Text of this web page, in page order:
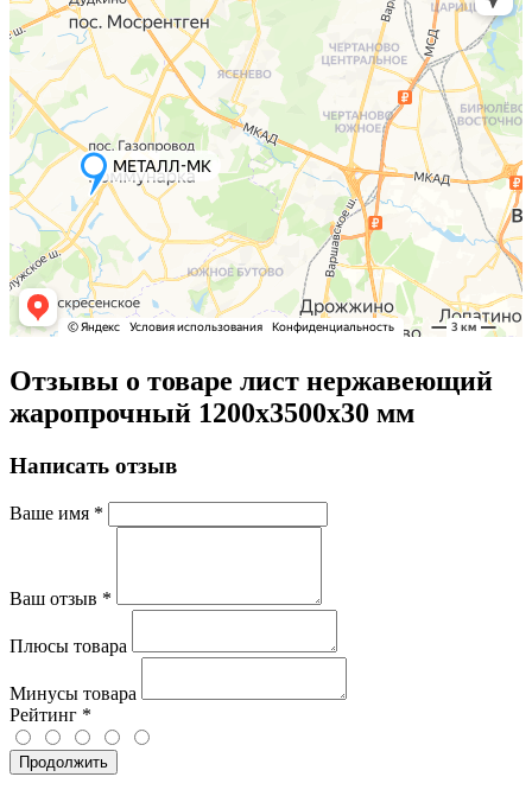
Отзывы о товаре лист нержавеющий
жаропрочный 1200х3500х30 мм
Написать отзыв
Ваше имя *
Ваш отзыв *
Плюсы товара
Минусы товара
Рейтинг *
Продолжить